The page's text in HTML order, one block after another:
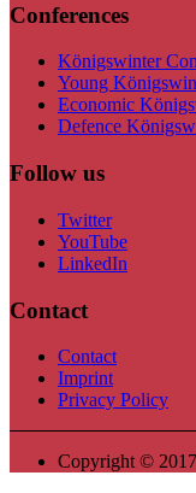
Conferences
Königswinter
Young
Economic
Defence
Follow us
Twitter
YouTube
LinkedIn
Contact
Contact
Imprint
Privacy Policy
Copyright ©